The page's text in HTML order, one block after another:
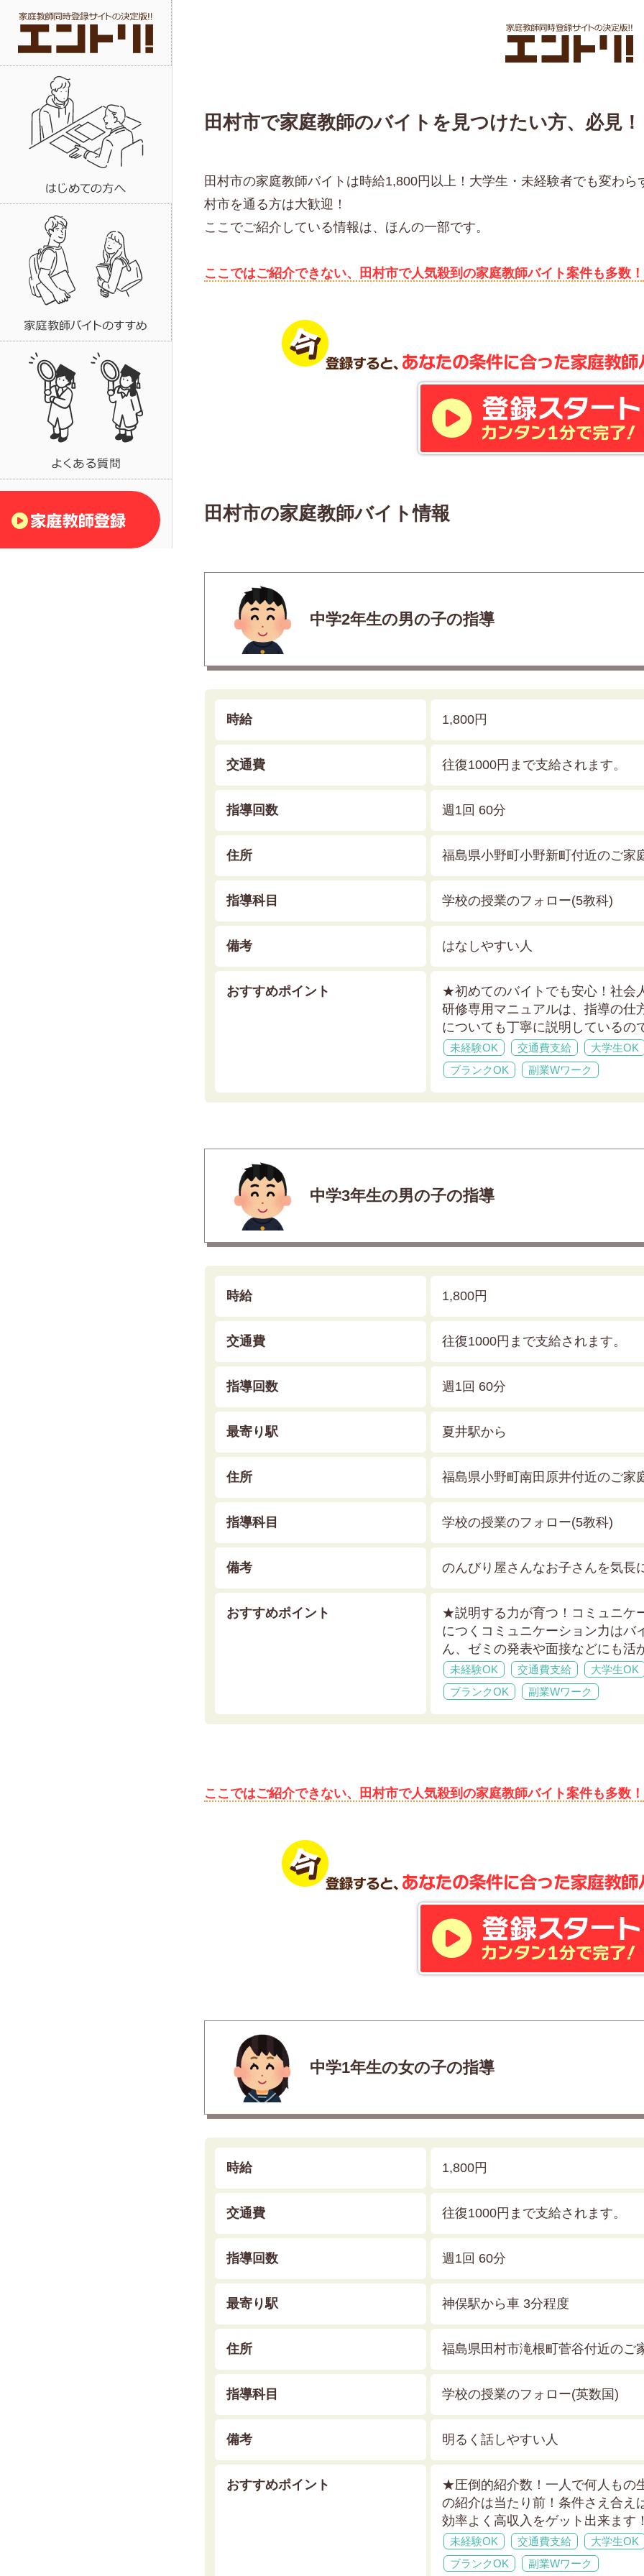
田村市で家庭教師のバイトを見つけたい方、必見！
田村市の家庭教師バイトは時給1,800円以上！大学生・未経験者でも変わ
村市を通る方は大歓迎！
ここでご紹介している情報は、ほんの一部です。
ここではご紹介できない、田村市で人気殺到の家庭教師バイト案件も多数！
田村市の家庭教師バイト情報
中学2年生の男の子の指導
時給 1,800円
交通費 往復1000円まで支給されます。
指導回数 週1回 60分
住所 福島県小野町小野新町付近のご家
指導科目 学校の授業のフォロー(5教科)
備考 はなしやすい人
おすすめポイント
★初めてのバイトでも安心！社会
研修専用マニュアルは、指導の仕
についても丁寧に説明しているの
未経験OK 交通費支給
大学生OK
ブランクOK
副業Wワーク
中学3年生の男の子の指導
時給 1,800円
交通費 往復1000円まで支給されます。
指導回数 週1回 60分
最寄り駅 夏井駅から
住所 福島県小野町南田原井付近のご家
指導科目 学校の授業のフォロー(5教科)
備考 のんびり屋さんなお子さんを気長
おすすめポイント
★説明する力が育つ！コミュニケ
につくコミュニケーション力はバ
ん、ゼミの発表や面接などにも活
未経験OK 交通費支給
大学生OK
ブランクOK
副業Wワーク
ここではご紹介できない、田村市で人気殺到の家庭教師バイト案件も多数！
中学1年生の女の子の指導
時給 1,800円
交通費 往復1000円まで支給されます。
指導回数 週1回 60分
最寄り駅 神俣駅から車 3分程度
住所 福島県田村市滝根町菅谷付近のご
指導科目 学校の授業のフォロー(英数国)
備考 明るく話しやすい人
おすすめポイント
★圧倒的紹介数！一人で何人もの
の紹介は当たり前！条件さえ合え
効率よく高収入をゲット出来ます
未経験OK 交通費支給
大学生OK
ブランクOK
副業Wワーク